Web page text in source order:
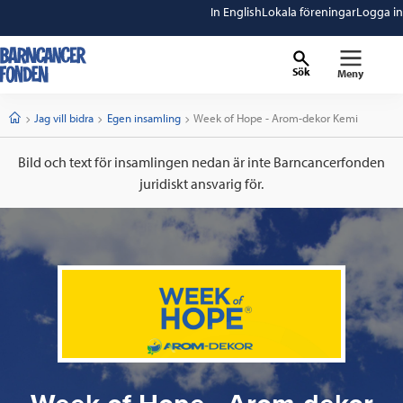
In EnglishLokala föreningarLogga in
Sök Meny
StartJag vill bidra Egen insamling Current:
Week of Hope - Arom-dekor Kemi
Bild och text för insamlingen nedan är inte Barncancerfonden
juridiskt ansvarig för.